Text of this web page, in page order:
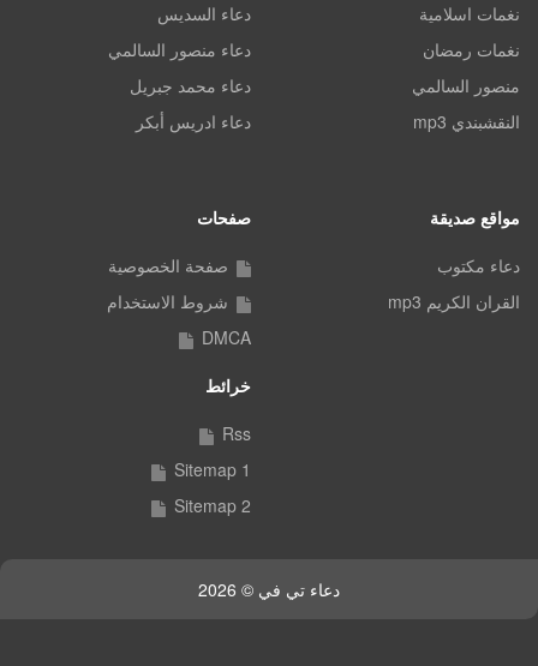
نغمات اسلامية
نغمات رمضان
منصور السالمي
النقشبندي mp3
دعاء السديس
دعاء منصور السالمي
دعاء محمد جبريل
دعاء ادريس أبكر
مواقع صديقة
دعاء مكتوب
القران الكريم mp3
صفحات
صفحة الخصوصية
شروط الاستخدام
DMCA
خرائط
Rss
Sitemap 1
Sitemap 2
دعاء تي في © 2026